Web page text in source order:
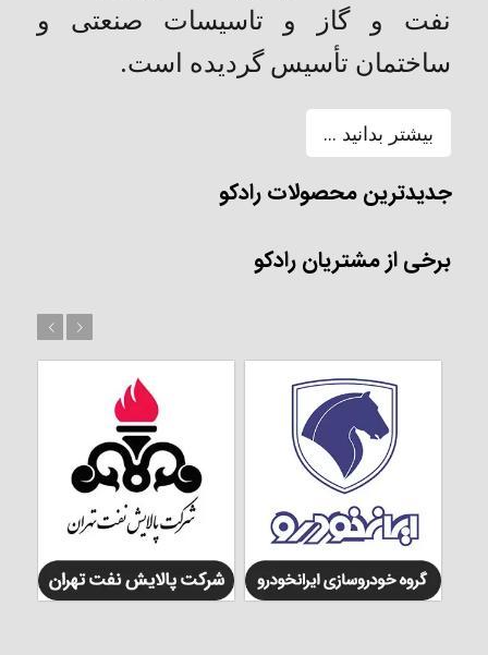
نفت و گاز و تاسیسات صنعتی و
ساختمان تأسیس گردیده است.
بیشتر بدانید ...
جدیدترین محصولات رادکو
برخی از مشتریان رادکو